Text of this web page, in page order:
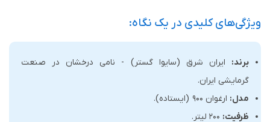
ویژگی‌های کلیدی در یک نگاه:
برند: ایران شرق (سایوا گستر) - نامی درخشان در صنعت
گرمایشی ایران.
مدل: ارغوان ۹۰۰ (ایستاده).
ظرفیت: